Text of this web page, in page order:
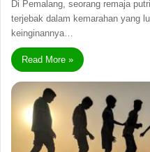
Di Pemalang, seorang remaja
terjebak dalam kemarahan yang
keinginannya…
Read More »